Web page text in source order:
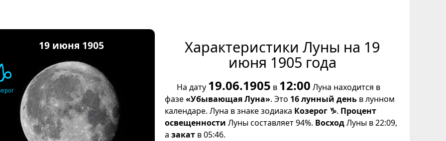
19 июня 1905 Характеристики Луны на 19
июня 1905 года
На дату 19.06.1905 в 12:00 Луна находится в
фазе«Убывающая Луна». Это 16 лунный день в лунном
календаре. Луна в знаке зодиака Козерог ♑. Процент
освещенности Луны составляет 94%. ВосходЛуны в 22:09,
а закат в 05:46.